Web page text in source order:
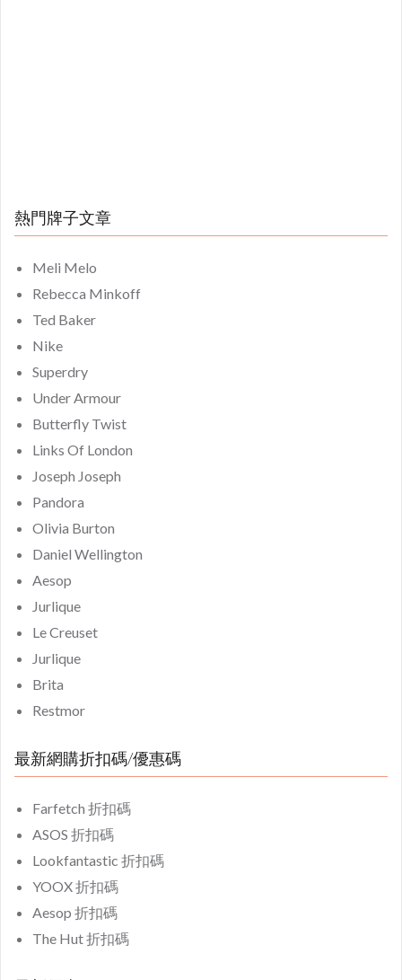
熱門牌子文章
Meli Melo
Rebecca Minkoff
Ted Baker
Nike
Superdry
Under Armour
Butterfly Twist
Links Of London
Joseph Joseph
Pandora
Olivia Burton
Daniel Wellington
Aesop
Jurlique
Le Creuset
Jurlique
Brita
Restmor
最新網購折扣碼/優惠碼
Farfetch 折扣碼
ASOS 折扣碼
Lookfantastic 折扣碼
YOOX 折扣碼
Aesop 折扣碼
The Hut 折扣碼